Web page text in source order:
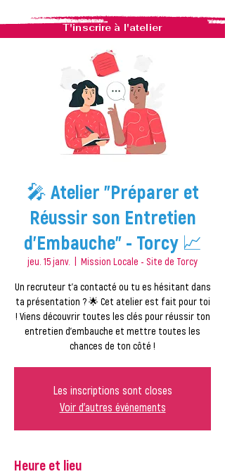
T'inscrire à l'atelier
🎤 Atelier "Préparer et
Réussir son Entretien
d'Embauche" - Torcy 📈
jeu. 15 janv. Mission Locale - Site de Torcy
Un recruteur t’a contacté ou tu es hésitant dans
ta présentation ? 🌟 Cet atelier est fait pour toi
! Viens découvrir toutes les clés pour réussir ton
entretien d'embauche et mettre toutes les
chances de ton côté !
Les inscriptions sont closes
Voir d'autres événements
Heure et lieu